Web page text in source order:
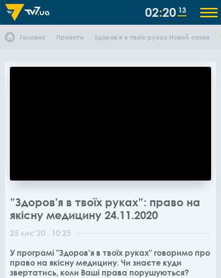
02 20 13
Головна Проєкти Здоров'я в твоїх руках Новий сезон
”Здоров'я в твоїх руках”: право на
якісну медицину 24.11.2020
25 лис'20 , 10:25
У програмі "Здоров'я в твоїх руках" говоримо про
право на якісну медицину. Чи знаєте куди
звертатись, коли Ваші права порушуються?